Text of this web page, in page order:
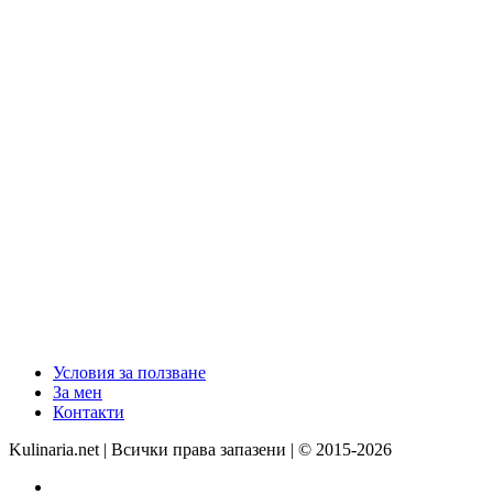
Условия за ползване
За мен
Контакти
Kulinaria.net | Всички права запазени | © 2015-2026